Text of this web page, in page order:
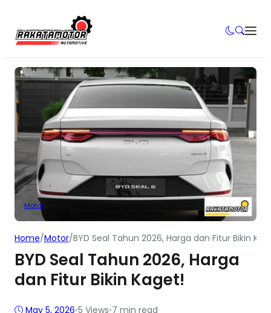
Motor
Home/Motor/BYD Seal Tahun 2026, Harga dan Fitur Bikin
BYD Seal Tahun 2026, Harga
dan Fitur Bikin Kaget!
May 5, 2026•5 Views•7 min read